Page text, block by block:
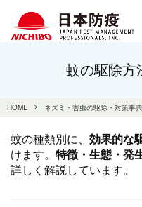
蚊の駆除方
HOME ネズミ・害虫の駆除・対策事典
蚊の種類別に、 効果的な
けます。 特徴・生態・発
詳しく解説しています。